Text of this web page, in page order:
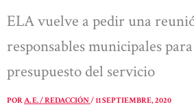
ELA vuelve a pedir una
responsables municipales
presupuesto del servicio
PORA. E. / REDACCIÓN/11 SEPTIEMBRE, 2020